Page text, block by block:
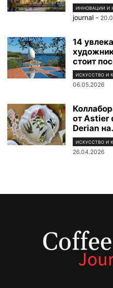
ИННОВАЦИИ И
journal -
14
стоит
ИСКУССТВО И
06.05.2026
от Astier
Derian
ИСКУССТВО И
26.04.2026